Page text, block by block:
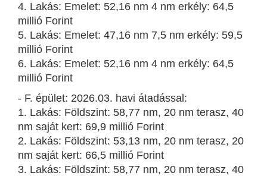
4. Lakás: Emelet: 52,16 nm 4 nm erkély: 64,5
millió Forint
5. Lakás: Emelet: 47,16 nm 7,5 nm erkély: 59,5
millió Forint
6. Lakás: Emelet: 52,16 nm 4 nm erkély: 64,5
millió Forint
- F. épület: 2026.03. havi átadással:
1. Lakás: Földszint: 58,77 nm, 20 nm terasz, 40
nm saját kert: 69,9 millió Forint
2. Lakás: Földszint: 53,13 nm, 20 nm terasz, 20
nm saját kert: 66,5 millió Forint
3. Lakás: Földszint: 58,77 nm, 20 nm terasz, 40